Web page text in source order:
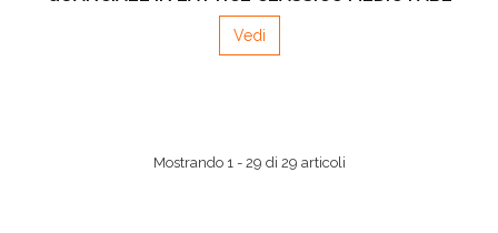
Vedi
Mostrando 1 - 29 di 29 articoli